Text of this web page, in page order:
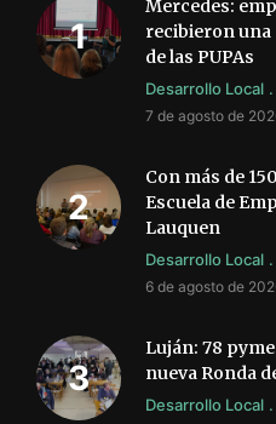
Mercedes:
recibieron una
de las PUPAs
Desarrollo Local
7 de agosto de
Con más de
Escuela de
Lauquen
Desarrollo Local
6 de agosto de
Luján: 78
nueva Ronda
Desarrollo Local